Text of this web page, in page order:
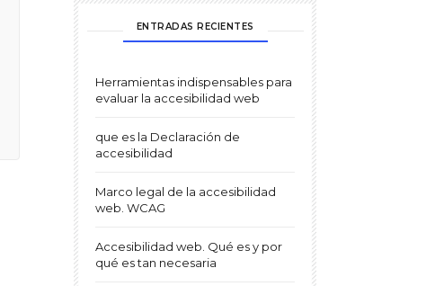
ENTRADAS RECIENTES
Herramientas indispensables para
evaluar la accesibilidad web
que es la Declaración de
accesibilidad
Marco legal de la accesibilidad
web. WCAG
Accesibilidad web. Qué es y por
qué es tan necesaria